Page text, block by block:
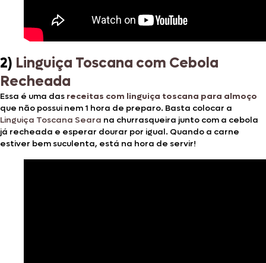
2) Linguiça Toscana com Cebola
Recheada
Essa é uma das receitas com linguiça toscana para almoço
que não possui nem 1 hora de preparo. Basta colocar a
Linguiça Toscana Seara na churrasqueira junto com a cebola
já recheada e esperar dourar por igual. Quando a carne
estiver bem suculenta, está na hora de servir!